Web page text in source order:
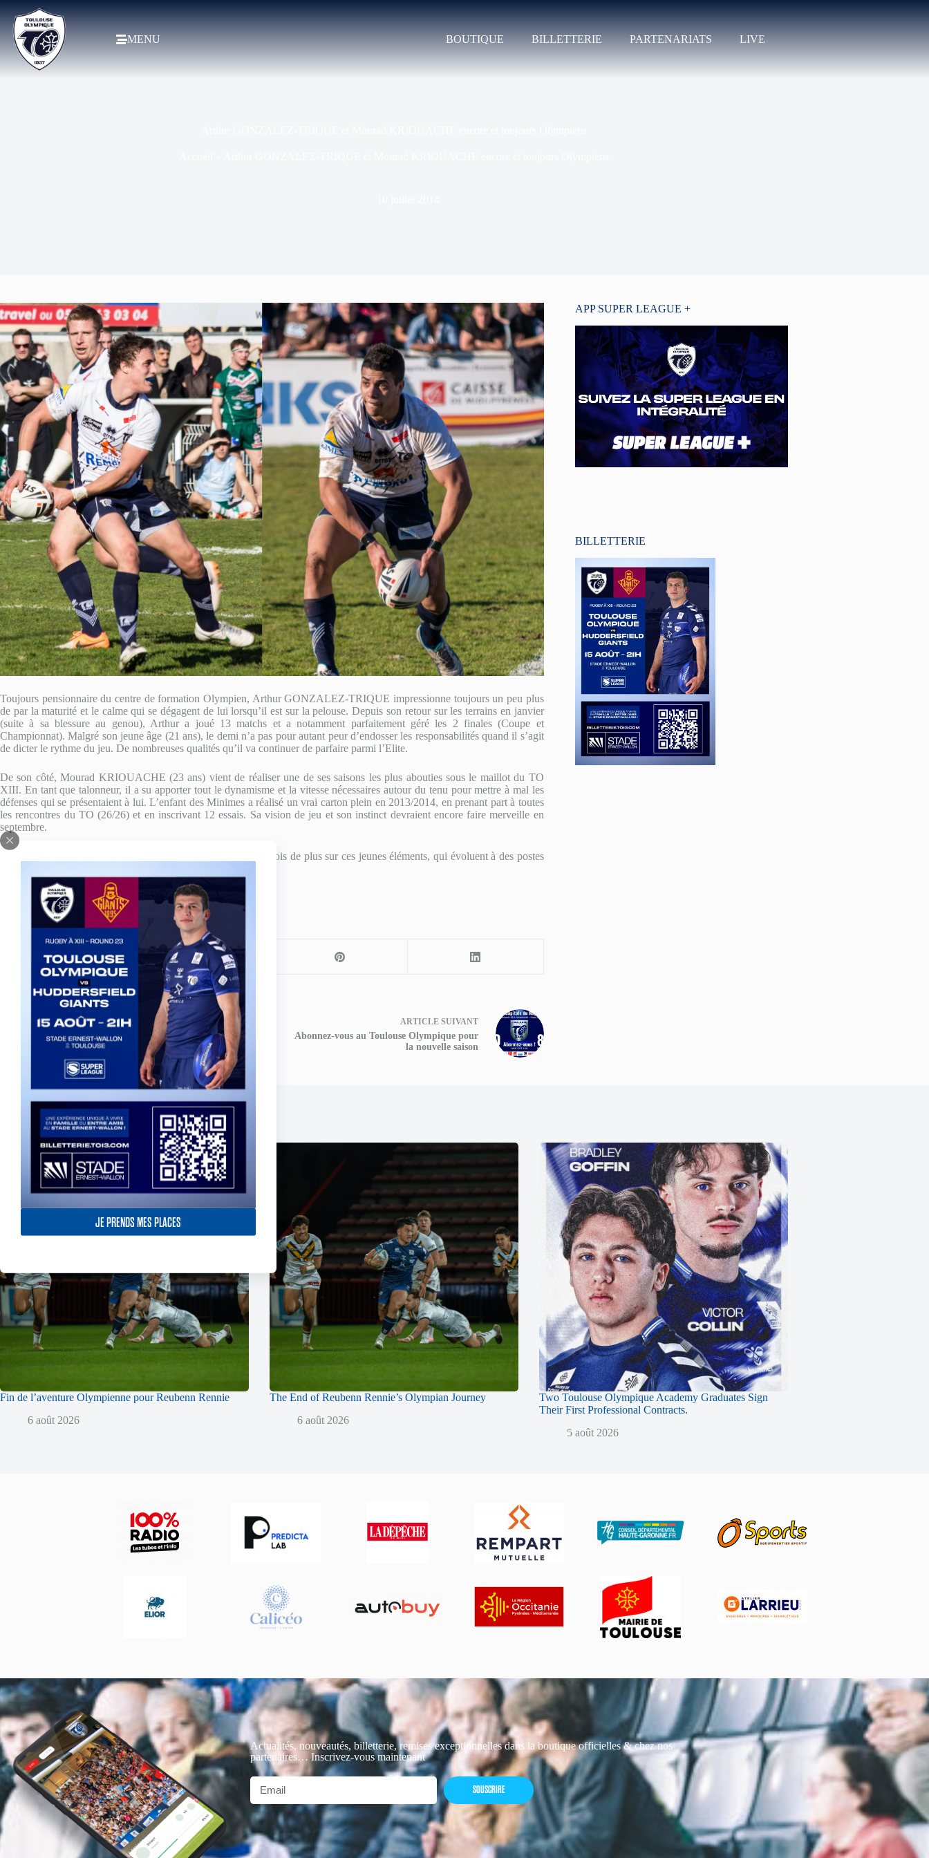
JE PRENDS MES PLACES
MENU BOUTIQUE BILLETTERIE PARTENARIATS LIVE
Toujours pensionnaire du centre de formation Olympien, Arthur GONZALEZ-TRIQUE impressionne toujours un peu plus
de par la maturité et le calme qui se dégagent de lui lorsqu’il est sur la pelouse. Depuis son retour sur les terrains en janvier
(suite à sa blessure au genou), Arthur a joué 13 matchs et a notamment parfaitement géré les 2 finales (Coupe et
Championnat). Malgré son jeune âge (21 ans), le demi n’a pas pour autant peur d’endosser les responsabilités quand il s’agit
de dicter le rythme du jeu. De nombreuses qualités qu’il va continuer de parfaire parmi l’Elite.
De son côté, Mourad KRIOUACHE (23 ans) vient de réaliser une de ses saisons les plus abouties sous le maillot du TO
XIII. En tant que talonneur, il a su apporter tout le dynamisme et la vitesse nécessaires autour du tenu pour mettre à mal les
défenses qui se présentaient à lui. L’enfant des Minimes a réalisé un vrai carton plein en 2013/2014, en prenant part à toutes
les rencontres du TO (26/26) et en inscrivant 12 essais. Sa vision de jeu et son instinct devraient encore faire merveille en
septembre.
Le Club Toulousain est très heureux de pouvoir compter une fois de plus sur ces jeunes éléments, qui évoluent à des postes
Partagez votre amour
ARTICLE PRÉCÉDENT
Le DVD du doublé historique du TO XIII
est en vente
ARTICLESUIVANT
Abonnez-vous au Toulouse Olympique pour
la nouvelle saison
APP SUPER LEAGUE +
BILLETTERIE
Publications similaires
Fin de l’aventure Olympienne pour Reubenn Rennie
6 août 2026
The End of Reubenn Rennie’s Olympian Journey
6 août 2026
Two Toulouse Olympique Academy Graduates Sign
Their First Professional Contracts.
5 août 2026
Actualités, nouveautés, billetterie, remises exceptionnelles dans la boutique officielles & chez nos
partenaires… Inscrivez-vous maintenant
SOUSCRIRE